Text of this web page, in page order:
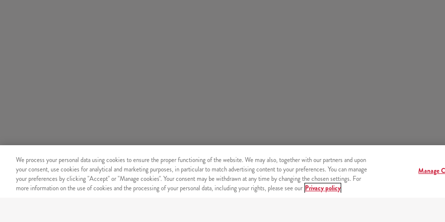
We process your personal data using cookies to ensure the proper functioning of the website. We may also, together with our partners and upon
your consent, use cookies for analytical and marketing purposes, in particular to match advertising content to your preferences. You can manage
your preferences by clicking "Accept" or "Manage cookies". Your consent may be withdrawn at any time by changing the chosen settings. For
more information on the use of cookies and the processing of your personal data, including your rights, please see our Privacy policy
Manage